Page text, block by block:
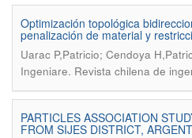
Optimización topológica
penalización de material y
Uarac P,Patricio; Cendoya
Ingeniare. Revista chilena de
PARTICLES ASSOCIATION
FROM SIJES DISTRICT,